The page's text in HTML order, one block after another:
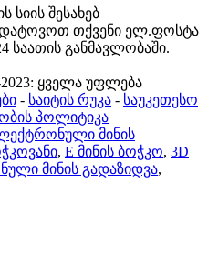
სიის შესახებ
დატოვოთ თქვენი ელ.ფოსტა
საათის განმავლობაში.
ყველა უფლება
- საიტის რუკა - საუკეთესო
პოლიტიკა
მინის
, E მინის ბოჭკო, 3D
მინის გადაზიდვა,